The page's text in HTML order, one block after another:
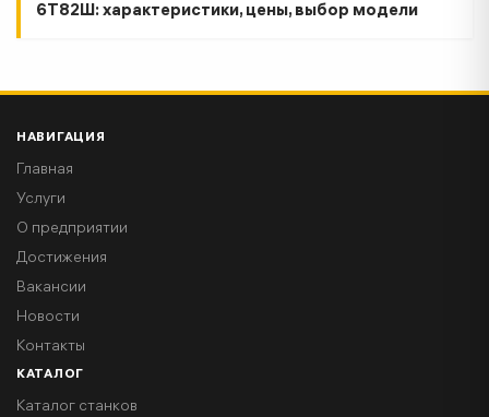
6Т82Ш: характеристики, цены, выбор модели
НАВИГАЦИЯ
Главная
Услуги
О предприятии
Достижения
Вакансии
Новости
Контакты
КАТАЛОГ
Каталог станков